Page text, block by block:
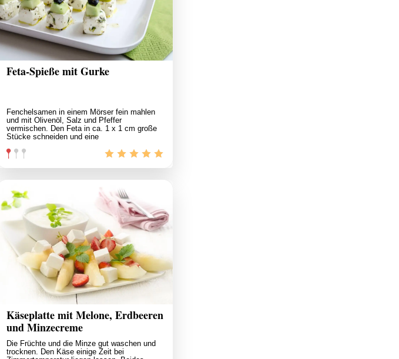
Feta-Spieße mit Gurke
Fenchelsamen in einem Mörser fein mahlen
und mit Olivenöl, Salz und Pfeffer
vermischen. Den Feta in ca. 1 x 1 cm große
Stücke schneiden und eine
Käseplatte mit Melone, Erdbeeren
und Minzecreme
Die Früchte und die Minze gut waschen und
trocknen. Den Käse einige Zeit bei